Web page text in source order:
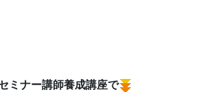
ミナー講師養成講座で